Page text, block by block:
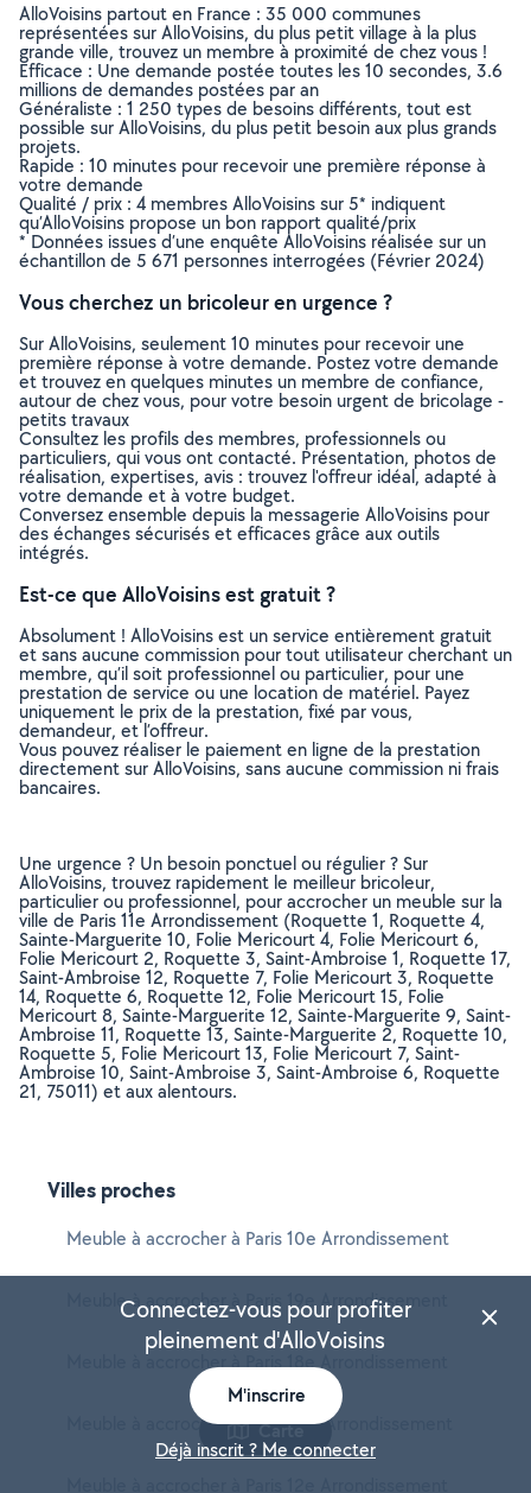
AlloVoisins partout en France : 35 000 communes
représentées sur AlloVoisins, du plus petit village à la plus
grande ville, trouvez un membre à proximité de chez vous !
Efficace : Une demande postée toutes les 10 secondes, 3.6
millions de demandes postées par an
Généraliste : 1 250 types de besoins différents, tout est
possible sur AlloVoisins, du plus petit besoin aux plus grands
projets.
Rapide : 10 minutes pour recevoir une première réponse à
votre demande
Qualité / prix : 4 membres AlloVoisins sur 5* indiquent
qu’AlloVoisins propose un bon rapport qualité/prix
* Données issues d’une enquête AlloVoisins réalisée sur un
échantillon de 5 671 personnes interrogées (Février 2024)
Vous cherchez un bricoleur en urgence ?
Sur AlloVoisins, seulement 10 minutes pour recevoir une
première réponse à votre demande. Postez votre demande
et trouvez en quelques minutes un membre de confiance,
autour de chez vous, pour votre besoin urgent de bricolage -
petits travaux
Consultez les profils des membres, professionnels ou
particuliers, qui vous ont contacté. Présentation, photos de
réalisation, expertises, avis : trouvez l'offreur idéal, adapté à
votre demande et à votre budget.
Conversez ensemble depuis la messagerie AlloVoisins pour
des échanges sécurisés et efficaces grâce aux outils
intégrés.
Est-ce que AlloVoisins est gratuit ?
Absolument ! AlloVoisins est un service entièrement gratuit
et sans aucune commission pour tout utilisateur cherchant un
membre, qu’il soit professionnel ou particulier, pour une
prestation de service ou une location de matériel. Payez
uniquement le prix de la prestation, fixé par vous,
demandeur, et l’offreur.
Vous pouvez réaliser le paiement en ligne de la prestation
directement sur AlloVoisins, sans aucune commission ni frais
bancaires.
Une urgence ? Un besoin ponctuel ou régulier ? Sur
AlloVoisins, trouvez rapidement le meilleur bricoleur,
particulier ou professionnel, pour accrocher un meuble sur la
ville de Paris 11e Arrondissement (Roquette 1, Roquette 4,
Sainte-Marguerite 10, Folie Mericourt 4, Folie Mericourt 6,
Folie Mericourt 2, Roquette 3, Saint-Ambroise 1, Roquette 17,
Saint-Ambroise 12, Roquette 7, Folie Mericourt 3, Roquette
14, Roquette 6, Roquette 12, Folie Mericourt 15, Folie
Mericourt 8, Sainte-Marguerite 12, Sainte-Marguerite 9, Saint-
Ambroise 11, Roquette 13, Sainte-Marguerite 2, Roquette 10,
Roquette 5, Folie Mericourt 13, Folie Mericourt 7, Saint-
Ambroise 10, Saint-Ambroise 3, Saint-Ambroise 6, Roquette
21, 75011) et aux alentours.
Villes proches
Meuble à accrocher à Paris 10e Arrondissement
Meuble à accrocher à Paris 19e Arrondissement
Meuble à accrocher à Paris 18e Arrondissement
Meuble à accrocher à Paris 20e Arrondissement
Carte
Connectez-vous pour profiter
pleinement d'AlloVoisins
M'inscrire
Déjà inscrit ? Me connecter